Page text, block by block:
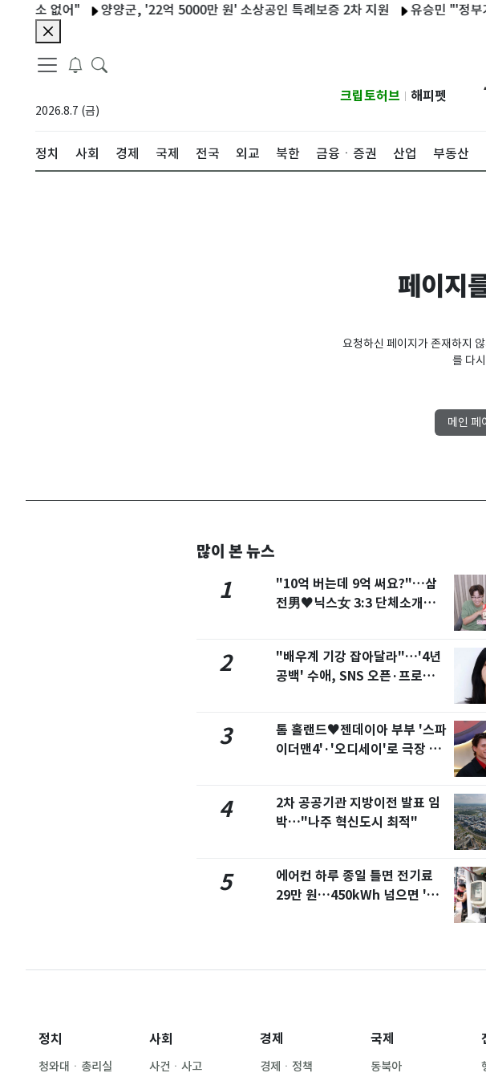
소 없어" 양양군, '22억 5000만 원' 소상공인 특례보증 2차 지원 유승민 "'정부가
2026.8.7 (금)
크립토허브 해피펫
정치 사회 경제 국제 전국 외교 북한 금융ㆍ증권 산업 부동산
페이지
요청하신 페이지가 존재하지
를 다
메인 페
많이 본 뉴스
1
"10억 버는데 9억 써요?"…삼
전男♥닉스女 3:3 단체소개팅
2
"배우계 기강 잡아달라"…'4년
공백' 수애, SNS 오픈·프로필
3
톰 홀랜드♥젠데이아 부부 '스파
이더맨4'·'오디세이'로 극장 장
4
2차 공공기관 지방이전 발표 임
박…"나주 혁신도시 최적"
5
에어컨 하루 종일 틀면 전기료
29만 원…450kWh 넘으면 '요
정치
청와대ㆍ총리실
사회
사건ㆍ사고
경제
경제ㆍ정책
국제
동북아